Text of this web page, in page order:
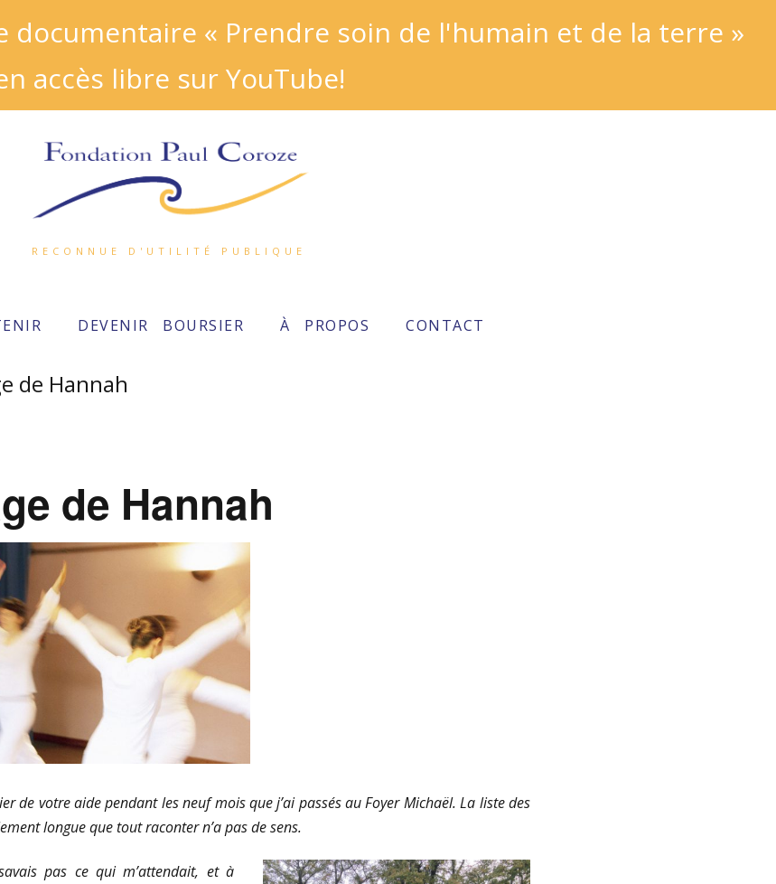
documentaire « Prendre soin de l'humain et de la terre »
accès libre sur YouTube!
RECONNUE D'UTILITÉ PUBLIQUE
DEVENIR BOURSIER À PROPOS CONTACT
de Hannah
de Hannah
de votre aide pendant les neuf mois que j’ai passés au Foyer Michaël. La liste des
longue que tout raconter n’a pas de sens.
pas ce qui m’attendait, et à